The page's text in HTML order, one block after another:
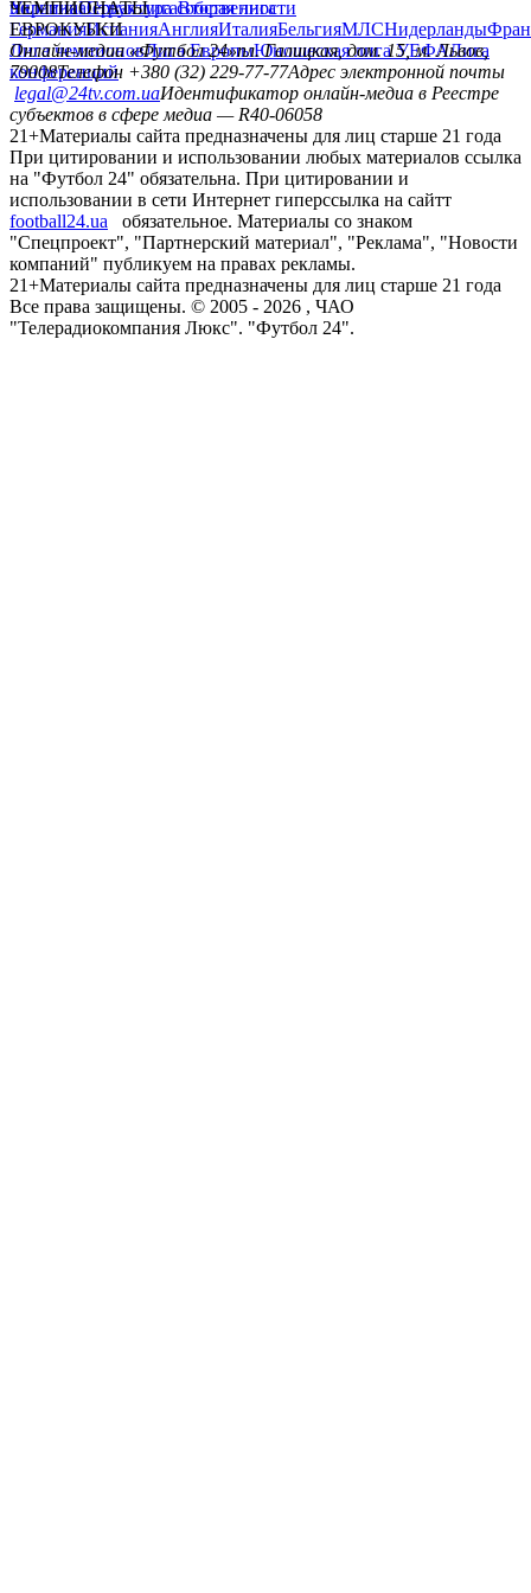
политикаСтруктура собственности
УкраинаПервая лигаВторая лига
ЧЕМПИОНАТЫ
ГерманияИспанияАнглияИталияБельгияМЛСНидерланды
ЕВРОКУБКИ
Лига чемпионовЛига ЕвропыЮношеская лига УЕФАЛига
конференций
Онлайн-медиа «Футбол 24»пл. Галицкая, дом. 15, м. Львов,
79008Телефон +380 (32) 229-77-77Адрес электронной почты
legal@24tv.com.uaИдентификатор онлайн-медиа в Реестре
субъектов в сфере медиа — R40-06058
21+Материалы сайта предназначены для лиц старше 21 года
При цитировании и использовании любых материалов ссылка
на "Футбол 24" обязательна. При цитировании и
использовании в сети Интернет гиперссылка на сайтт
football24.ua
обязательное. Материалы со знаком
"Спецпроект", "Партнерский материал", "Реклама", "Новости
компаний" публикуем на правах рекламы.
21+Материалы сайта предназначены для лиц старше 21 года
Все права защищены. © 2005 - 2026 , ЧАО
"Телерадиокомпания Люкс". "Футбол 24".